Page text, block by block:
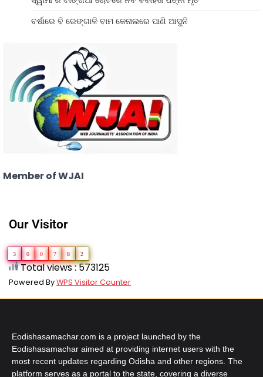
ବର୍ଷାରେ ବି ରେଙ୍ଗାଳି ବାମ କେନାଲରେ ପାଣି ଆସୁନି
Member of WJAI
Our Visitor
3 0 0 7 8 2
Total views : 573125
Powered ByWPS Visitor Counter
Eodishasamachar.com is a project launched by the
Eodishasamachar aimed at providing internet users with the
most recent updates regarding Odisha and other regions. The
platform serves as a portal to the state, covering a diverse